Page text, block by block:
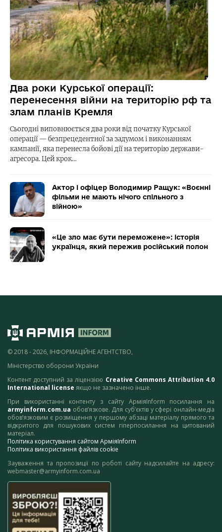
Два роки Курської операції:
перенесення війни на територію рф та
злам планів Кремля
Сьогодні виповнюється два роки від початку Курської
операції — безпрецедентної за задумом і виконанням
кампанії, яка перенесла бойові дії на територію держави-
агресора. Цей крок…
Актор і офіцер Володимир Ращук: «Воєнні
фільми не мають нічого спільного з
війною»
«Це зло має бути переможене»: історія
українця, який пережив російський полон
© 2018 - 2026, ІНФОРМАЦІЙНЕ АГЕНТСТВО,
Міністерство оборони України
Контент доступний за ліцензією Creative Commons Attribution 4.0
International license якщо не зазначено інше.
При використанні контенту з сайту АрміяInform посилання на
armyinform.com.ua обов’язкове. Для суб’єктів у сфері онлайн-медіа
обов’язковим є розміщення у першому абзаці матеріалу прямого та
відкритого для пошукових систем гіперпосилання на цитований
матеріал.
Політика користування сайтом АрміяInform
Політика використання файлів cookie
Зауваження та пропозиції по роботі сайту надсилайте на адресу:
webmaster@armyinform.com.ua